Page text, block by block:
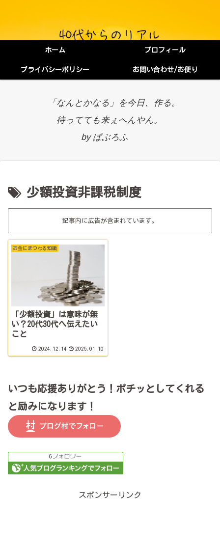
ホーム プロフィール
プライバシーポリシー お問い合わせ/お便り
「なんとかなる」を今日、作る。
待ってても来ぇへんやん。
by ぱぶろふ
少額投資非課税制度
記事内に広告が含まれています。
お金にまつわる知識
「少額投資」は意味が無
い？20代30代へ伝えたい
こと
2024.12.14 2025.01.10
いつも応援ありがとう！ポチッとしてくれる
と励みになります！
スポンサーリンク